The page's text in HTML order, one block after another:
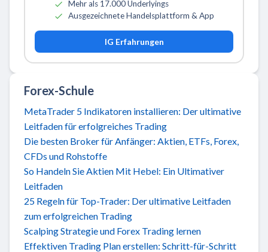
Mehr als 17.000 Underlyings
Ausgezeichnete Handelsplattform & App
IG Erfahrungen
Forex-Schule
MetaTrader 5 Indikatoren installieren: Der ultimative
Leitfaden für erfolgreiches Trading
Die besten Broker für Anfänger: Aktien, ETFs, Forex,
CFDs und Rohstoffe
So Handeln Sie Aktien Mit Hebel: Ein Ultimativer
Leitfaden
25 Regeln für Top-Trader: Der ultimative Leitfaden
zum erfolgreichen Trading
Scalping Strategie und Forex Trading lernen
Effektiven Trading Plan erstellen: Schritt-für-Schritt